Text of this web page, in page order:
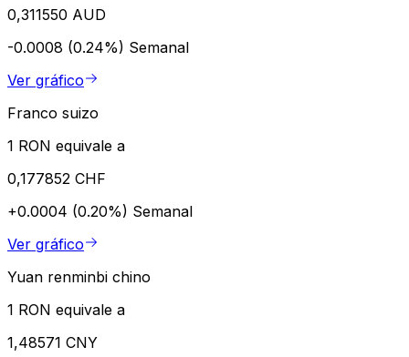
0,311550 AUD
-0.0008 (0.24%) Semanal
Ver gráfico
Franco suizo
1 RON equivale a
0,177852 CHF
+0.0004 (0.20%) Semanal
Ver gráfico
Yuan renminbi chino
1 RON equivale a
1,48571 CNY